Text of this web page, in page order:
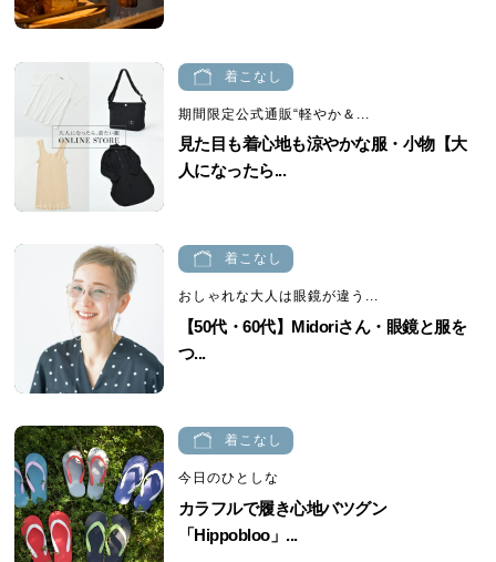
着こなし
期間限定公式通販“軽やか＆...
見た目も着心地も涼やかな服・小物【大
人になったら...
着こなし
おしゃれな大人は眼鏡が違う...
【50代・60代】Midoriさん・眼鏡と服を
つ...
着こなし
今日のひとしな
カラフルで履き心地バツグン
「Hippobloo」...